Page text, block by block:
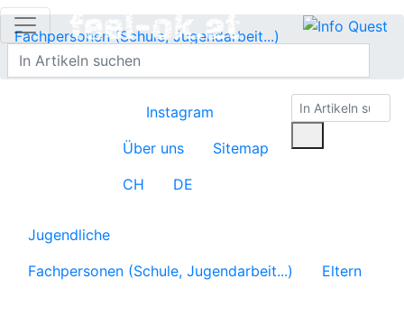
Fachpersonen (Schule, Jugendarbeit...)
Pädagog:innengesundheit
Instagram
Über uns
Sitemap
CH
DE
Jugendliche
Fachpersonen (Schule, Jugendarbeit...)
Eltern